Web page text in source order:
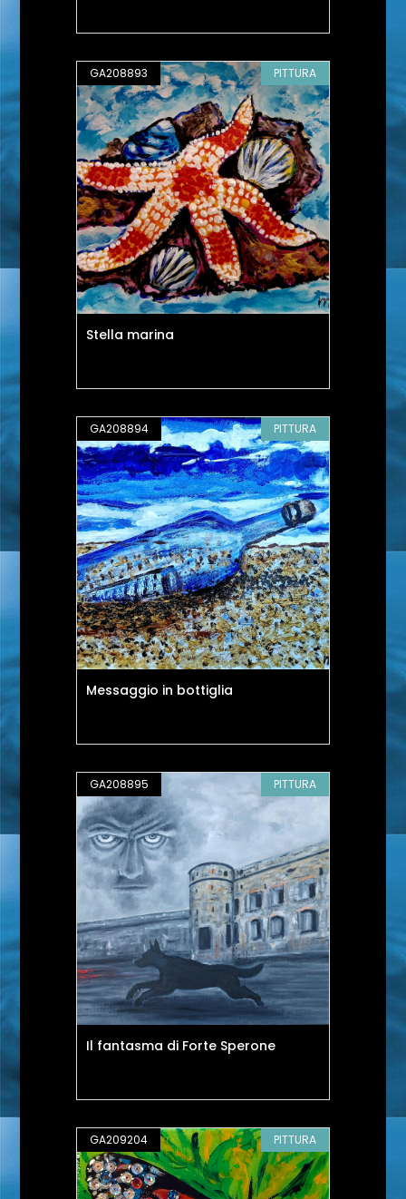
GA208893 PITTURA
Stella marina
GA208894 PITTURA
Messaggio in bottiglia
GA208895 PITTURA
Il fantasma di Forte Sperone
GA209204 PITTURA